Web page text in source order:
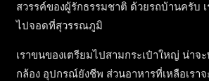
สวรรค์ของผู้รักธรรมชาติ ด้วยรถบ้านครับ เ
ไปจอดที่สุวรรณภูมิ
เราขนของเตรียมไปสามกระเป๋าใหญ่ น่าจ
กล้อง อุปกรณ์ยังชีพ ส่วนอาหารที่เหลือเรา